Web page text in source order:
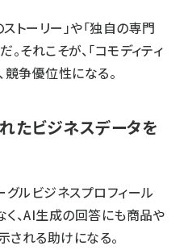
トーリー」や「独自の専門
それこそが、「コモディティ
競争優位性になる。
たビジネスデータを
グルビジネスプロフィール
、AI生成の回答にも商品や
れる助けになる。